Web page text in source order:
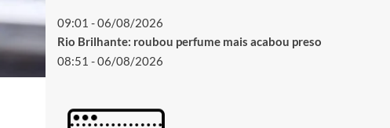
09:01 - 06/08/2026
Rio Brilhante: roubou perfume mais acabou preso
08:51 - 06/08/2026